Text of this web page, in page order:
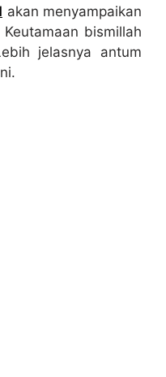
akan menyampaikan
bismillah
jelasnya antum